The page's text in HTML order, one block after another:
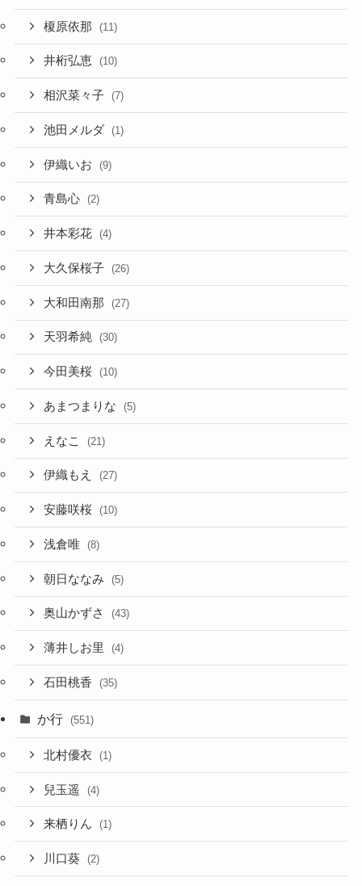
榎原依那 (11)
井桁弘恵 (10)
相沢菜々子 (7)
池田メルダ (1)
伊織いお (9)
青島心 (2)
井本彩花 (4)
大久保桜子 (26)
大和田南那 (27)
天羽希純 (30)
今田美桜 (10)
あまつまりな (5)
えなこ (21)
伊織もえ (27)
安藤咲桜 (10)
浅倉唯 (8)
朝日ななみ (5)
奥山かずさ (43)
薄井しお里 (4)
石田桃香 (35)
か行 (551)
北村優衣 (1)
兒玉遥 (4)
来栖りん (1)
川口葵 (2)